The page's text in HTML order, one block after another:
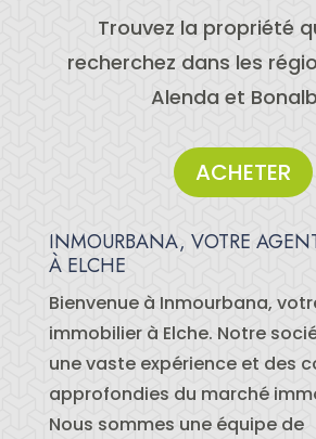
Trouvez la propriété
recherchez dans les
Alenda et
ACHETER
INMOURBANA, VOTRE
À ELCHE
Bienvenue à Inmourbana,
immobilier à Elche. Notre
une vaste expérience et des
approfondies du marché
Nous sommes une équipe de